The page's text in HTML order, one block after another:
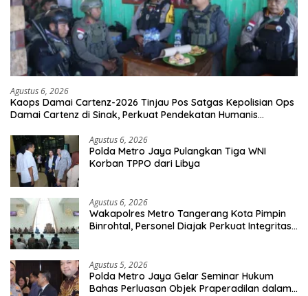
Agustus 6, 2026
Kaops Damai Cartenz-2026 Tinjau Pos Satgas Kepolisian Ops
Damai Cartenz di Sinak, Perkuat Pendekatan Humanis
Agustus 6, 2026
Polda Metro Jaya Pulangkan Tiga WNI
Korban TPPO dari Libya
Agustus 6, 2026
Wakapolres Metro Tangerang Kota Pimpin
Binrohtal, Personel Diajak Perkuat Integritas
Agustus 5, 2026
Polda Metro Jaya Gelar Seminar Hukum
Bahas Perluasan Objek Praperadilan dalam